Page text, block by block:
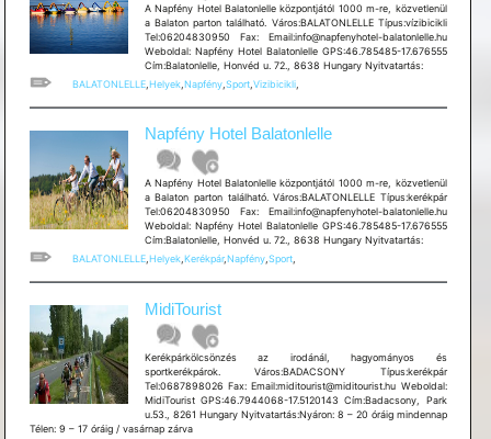
A Napfény Hotel Balatonlelle központjától 1000 m-re, közvetlenül
a Balaton parton található. Város:BALATONLELLE Típus:vízibicikli
Tel:06204830950 Fax: Email:info@napfenyhotel-balatonlelle.hu
Weboldal: Napfény Hotel Balatonlelle GPS:46.785485-17.676555
Cím:Balatonlelle, Honvéd u. 72., 8638 Hungary Nyitvatartás:
BALATONLELLE, Helyek, Napfény, Sport, Vizibicikli,
Napfény Hotel Balatonlelle
A Napfény Hotel Balatonlelle központjától 1000 m-re, közvetlenül
a Balaton parton található. Város:BALATONLELLE Típus:kerékpár
Tel:06204830950 Fax: Email:info@napfenyhotel-balatonlelle.hu
Weboldal: Napfény Hotel Balatonlelle GPS:46.785485-17.676555
Cím:Balatonlelle, Honvéd u. 72., 8638 Hungary Nyitvatartás:
BALATONLELLE, Helyek, Kerékpár,Napfény, Sport,
MidiTourist
Kerékpárkölcsönzés az irodánál, hagyományos és
sportkerékpárok. Város:BADACSONY Típus:kerékpár
Tel:0687898026 Fax: Email:miditourist@miditourist.hu Weboldal:
MidiTourist GPS:46.7944068-17.5120143 Cím:Badacsony, Park
u.53., 8261 Hungary Nyitvatartás:Nyáron: 8 – 20 óráig mindennap
Télen: 9 – 17 óráig / vasárnap zárva